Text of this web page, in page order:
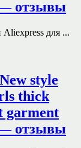
— отзывы
для ...
style
thick
garment
— отзывы